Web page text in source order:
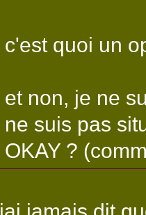
c'est quoi un
et non, je ne
ne suis pas
OKAY ?